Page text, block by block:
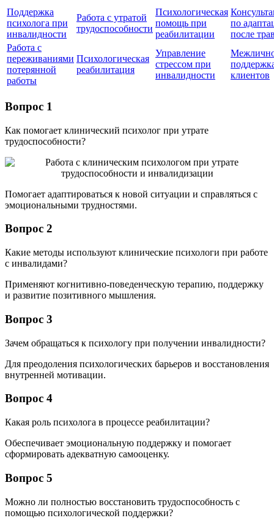
Поддержка
психолога при
инвалидности
Работа с утратой
трудоспособности
Психологическая
помощь при
реабилитации
по
после
Работа с
переживаниями
потерянной
работы
Психологическая
реабилитация
Управление
стрессом при
инвалидности
клиентов
Вопрос 1
Как помогает клинический психолог при утрате
трудоспособности?
Помогает адаптироваться к новой ситуации и справляться с
эмоциональными трудностями.
Вопрос 2
Какие методы используют клинические психологи при работе
с инвалидами?
Применяют когнитивно-поведенческую терапию, поддержку
и развитие позитивного мышления.
Вопрос 3
Зачем обращаться к психологу при получении инвалидности?
Для преодоления психологических барьеров и восстановления
внутренней мотивации.
Вопрос 4
Какая роль психолога в процессе реабилитации?
Обеспечивает эмоциональную поддержку и помогает
сформировать адекватную самооценку.
Вопрос 5
Можно ли полностью восстановить трудоспособность с
помощью психологической поддержки?